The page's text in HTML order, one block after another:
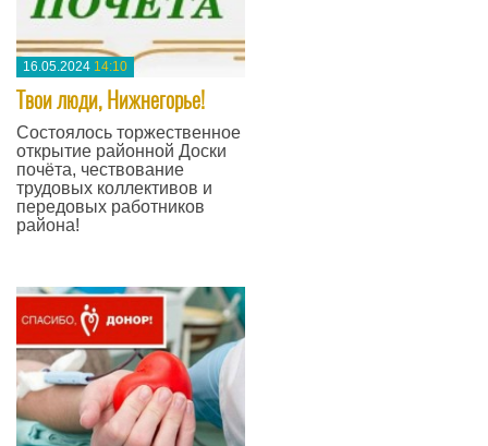
16.05.2024 14:10
Твои люди, Нижнегорье!
Состоялось торжественное
открытие районной Доски
почёта, чествование
трудовых коллективов и
передовых работников
района!